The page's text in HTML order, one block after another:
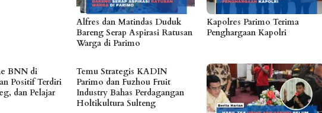
Alfres dan Matindas Duduk
Bareng Serap Aspirasi Ratusan
Warga di Parimo
Kapolres Parimo Terima
Penghargaan Kapolri
BNN di
Positif Terdiri
dan Pelajar
Temu Strategis KADIN
Parimo dan Fuzhou Fruit
Industry Bahas Perdagangan
Holtikultura Sulteng